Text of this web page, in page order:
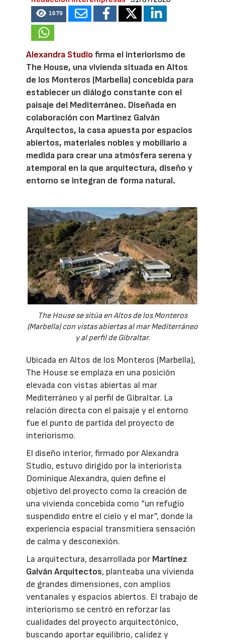
1679
Alexandra Studio firma el interiorismo de
The House, una vivienda situada en Altos
de los Monteros (Marbella) concebida para
establecer un diálogo constante con el
paisaje del Mediterráneo. Diseñada en
colaboración con Martinez Galván
Arquitectos, la casa apuesta por espacios
abiertos, materiales nobles y mobiliario a
medida para crear una atmósfera serena y
atemporal en la que arquitectura, diseño y
entorno se integran de forma natural.
The House se sitúa en Altos de los Monteros
(Marbella) con vistas abiertas al mar Mediterráneo
y al perfil de Gibraltar.
Ubicada en Altos de los Monteros (Marbella),
The House se emplaza en una posición
elevada con vistas abiertas al mar
Mediterráneo y al perfil de Gibraltar. La
relación directa con el paisaje y el entorno
fue el punto de partida del proyecto de
interiorismo.
El diseño interior, firmado por Alexandra
Studio, estuvo dirigido por la interiorista
Dominique Alexandra, quien define el
objetivo del proyecto como la creación de
una vivienda concebida como “un refugio
suspendido entre el cielo y el mar”, donde la
experiencia espacial transmitiera sensación
de calma y desconexión.
La arquitectura, desarrollada por Martínez
Galván Arquitectos, planteaba una vivienda
de grandes dimensiones, con amplios
ventanales y espacios abiertos. El trabajo de
interiorismo se centró en reforzar las
cualidades del proyecto arquitectónico,
buscando aportar equilibrio, calidez y